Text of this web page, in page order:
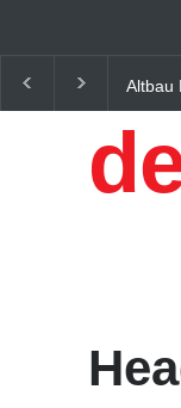
Altbau